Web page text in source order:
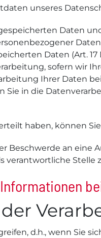
unseres
Daten
Daten
Daten (Art. 17
sofern wir
Ihrer Daten bei
Sie in die
haben, können
Beschwerde an eine
verantwortliche Stelle
d.h., wenn Sie